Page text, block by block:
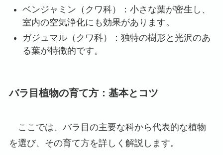
ベンジャミン（クワ科）：小さな葉が密生し、
室内の空気浄化にも効果があります。
ガジュマル（クワ科）：独特の樹形と光沢のあ
る葉が特徴的です。
バラ目植物の育て方：基本とコツ
ここでは、バラ目の主要な科から代表的な植物
を選び、その育て方を詳しく解説します。